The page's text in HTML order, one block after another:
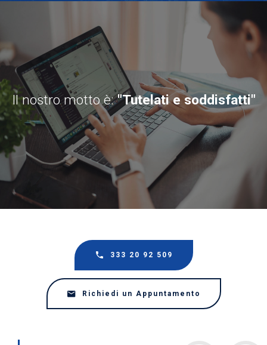
Il nostro motto è:"Tutelati e soddisfatti"
333 20 92 509
Richiedi un Appuntamento